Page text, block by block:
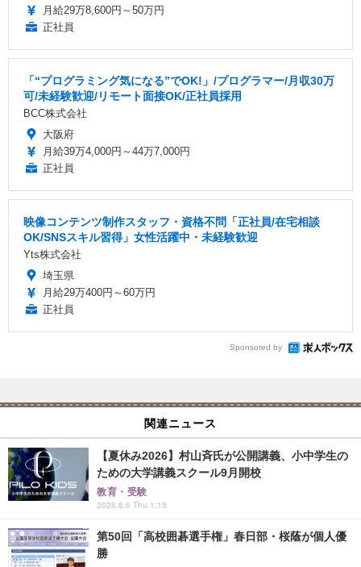
月給29万8,600円～50万円
正社員
「“プログラミング気になる”でOK!」/プログラマー/月収30万
可/未経験歓迎/リモート面接OK/正社員採用
BCC株式会社
大阪府
月給39万4,000円～44万7,000円
正社員
映像コンテンツ制作スタッフ・資格不問「正社員/在宅相談
OK/SNSスキル習得」女性活躍中・未経験歓迎
Yts株式会社
埼玉県
月給29万400円～60万円
正社員
Sponsored by
関連ニュース
【夏休み2026】村山斉氏が公開講義、小中学生の
ための大学講義スクール9月開校
教育・受験
2026.8.6 Thu 1:15
第50回「高校囲碁選手権」春日部・桜蔭が個人優
勝